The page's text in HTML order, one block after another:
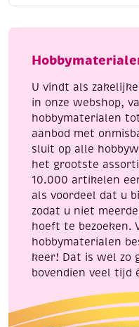
meter,
naturel
U vindt als
in onze webshop,
hobbymaterialen
aanbod met
sluit op alle
het grootste
10.000 artikelen
als voordeel dat u
zodat u niet
hoeft te bezoeken.
hobbymaterialen
keer! Dat is wel zo
bovendien veel tijd